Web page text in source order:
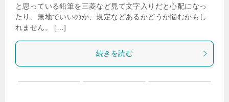
と思っている鉛筆を三菱など見て文字入りだと心配になっ
たり、無地でいいのか、規定などあるかどうか悩むかもし
れません。 […]
続きを読む